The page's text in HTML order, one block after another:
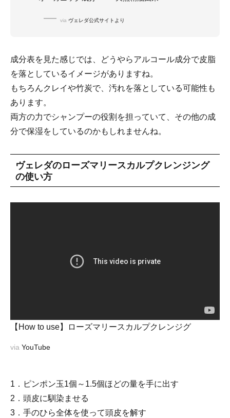
via ヴェレダ公式サイトより
成分表を見た感じでは、どうやらアルコール成分で皮脂
を落としているイメージがありますね。
もちろんクレイや竹炭で、汚れを落としている可能性も
あります。
両方の力でシャンプーの役割を担っていて、その他の成
分で保湿をしているのかもしれませんね。
ヴェレダのローズマリースカルプクレンジング
の使い方
【How to use】ローズマリースカルプクレンジグ
via YouTube
1．ピンポン玉1個～1.5個ほどの量を手に出す
2．頭皮に馴染ませる
3．手のひら全体を使って頭皮を解す